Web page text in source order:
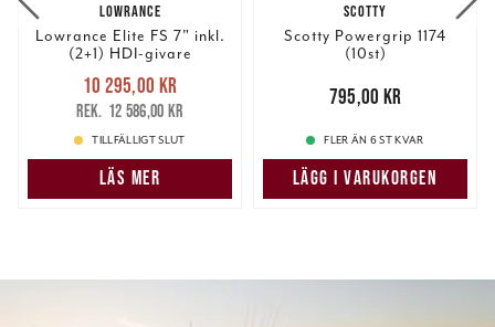
LOWRANCE
Lowrance Elite FS 7" inkl.
(2+1) HDI-givare
Nuvarande pris
10 295,00 krTidigare pris
12 586,00 kr
10 295,00 kr
12 586,00 kr
TILLFÄLLIGT SLUT
LÄS MER
SCOTTY
Scotty Powergrip 1174
(10st)
795,00 kr
795,00 kr
FLER ÄN 6 ST KVAR
LÄGG I VARUKORGEN